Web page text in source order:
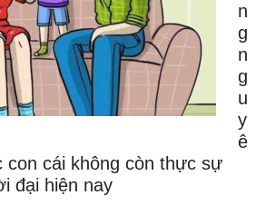
n
g
n
g
u
y
ê
con cái không còn thực sự
đại hiện nay